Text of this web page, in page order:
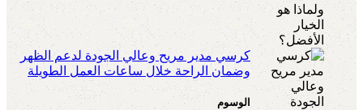
كرسي مدير مريح وعالي الجودة لدعم الظهر
وضمان الراحة خلال ساعات العمل الطويلة
الوسوم